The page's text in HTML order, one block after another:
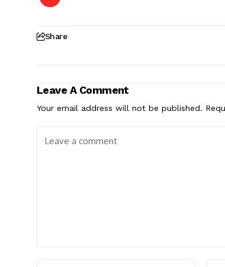
Share
Leave A Comment
Your email address will not be published.